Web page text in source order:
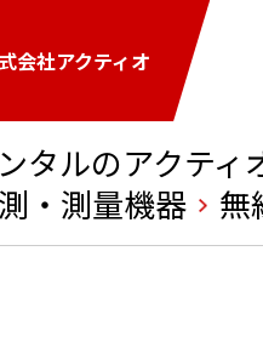
会社アクティオ
タルのアクティ
・測量機器 無